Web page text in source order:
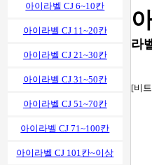
아이라벨 CJ 6~10칸
아이라벨 CJ 11~20칸
아이라벨 CJ 21~30칸
아이라벨 CJ 31~50칸
아이라벨 CJ 51~70칸
아이라벨 CJ 71~100칸
아이라벨 CJ 101칸~이상
라
[비